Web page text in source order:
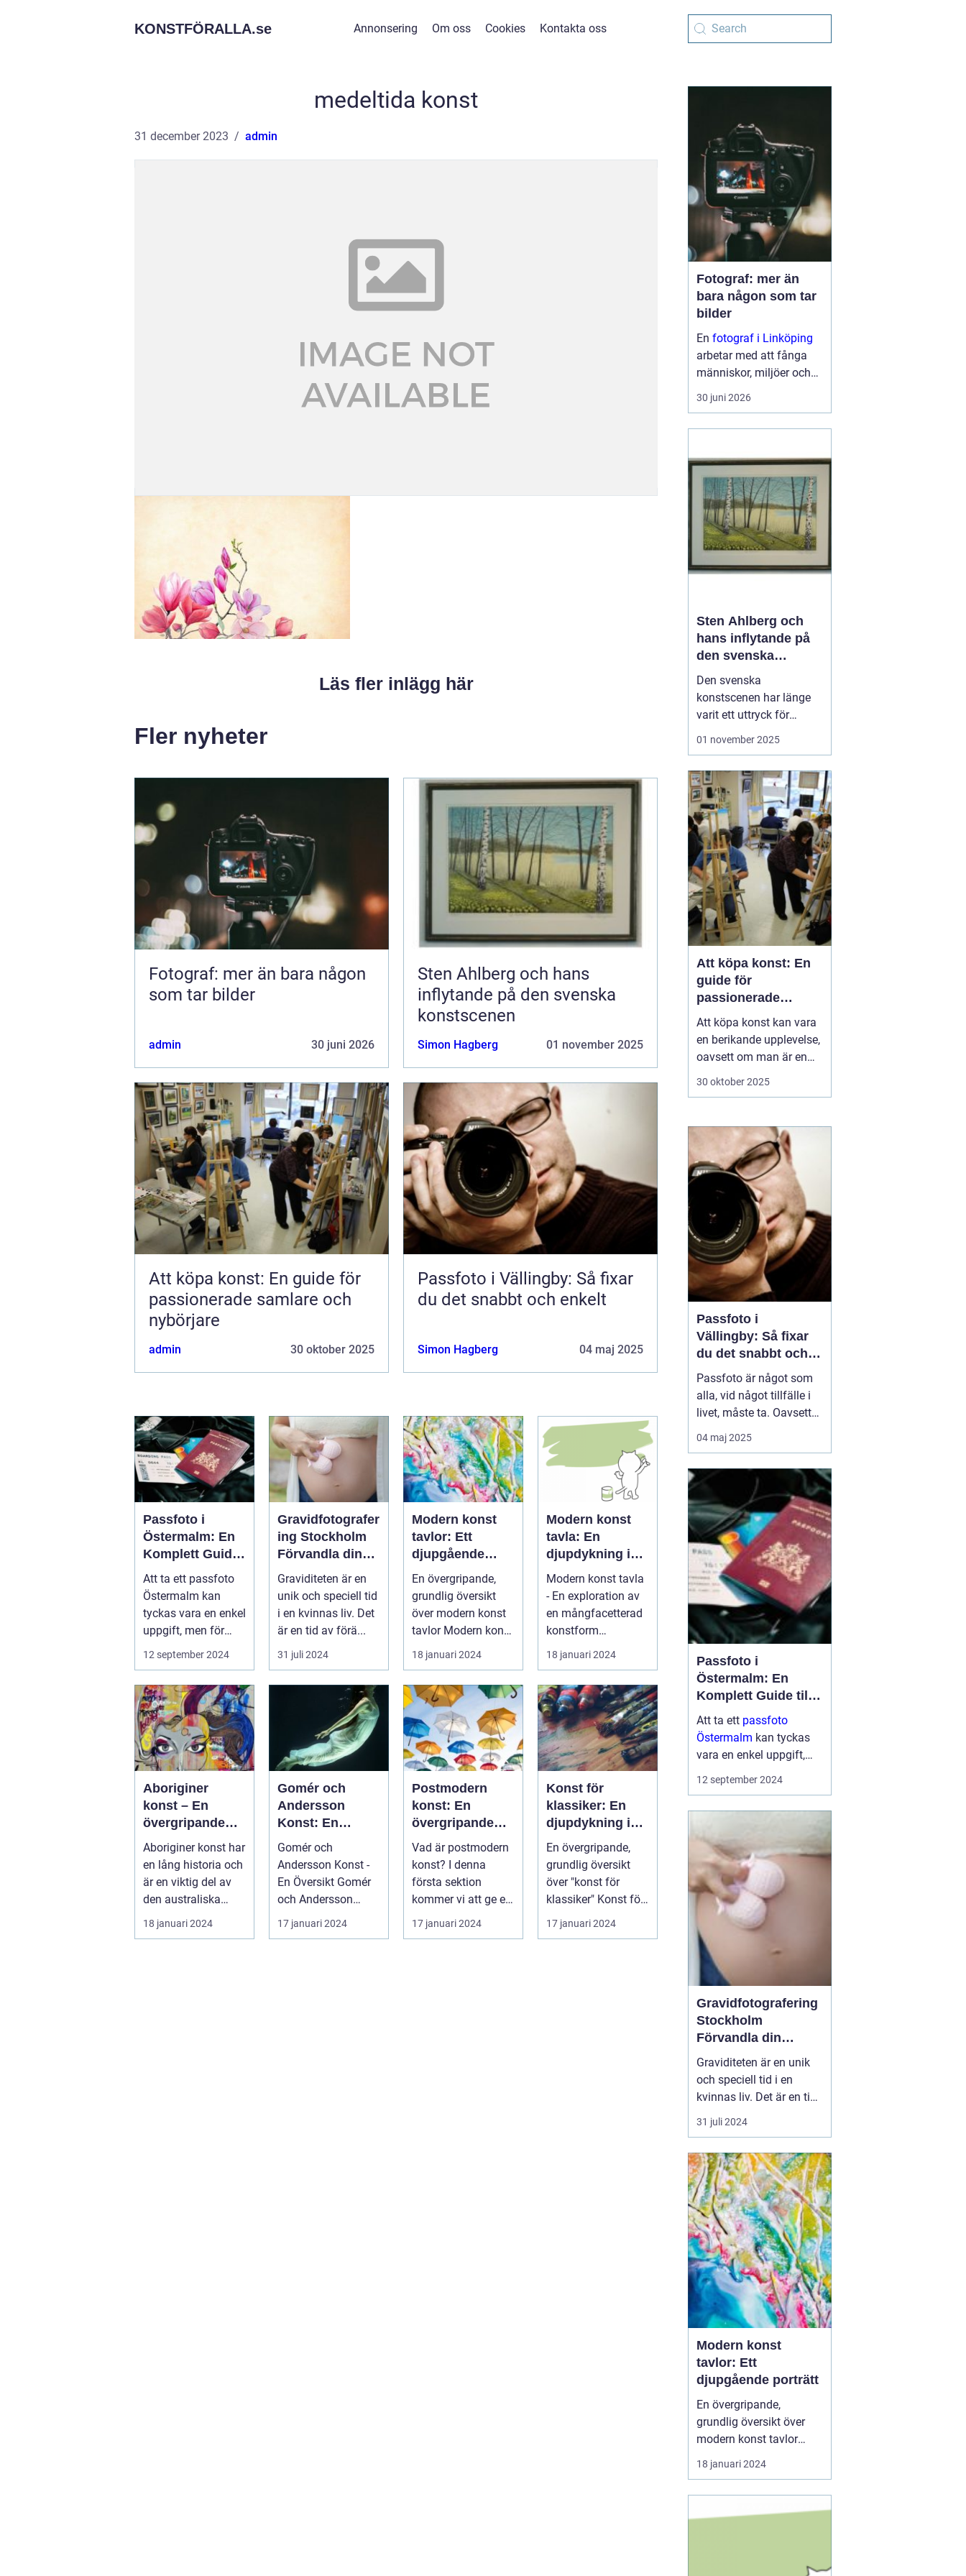
KONSTFÖRALLA.se Annonsering Om oss Cookies Kontakta oss
medeltida konst
31 december 2023 admin
Läs fler inlägg här
Fler nyheter
Fotograf: mer än bara någon
som tar bilder
admin 30 juni 2026
Sten Ahlberg och hans
inflytande på den svenska
konstscenen
Simon Hagberg 01 november 2025
Att köpa konst: En guide för
passionerade samlare och
nybörjare
admin 30 oktober 2025
Passfoto i Vällingby: Så fixar
du det snabbt och enkelt
Simon Hagberg 04 maj 2025
Passfoto i
Östermalm: En
Komplett Guide
till Perfekta ID-
bilder
Att ta ett passfoto
Östermalm kan
tyckas vara en enkel
uppgift, men för
många kan de...
12 september 2024
Gravidfotografer
ing Stockholm
Förvandla din
graviditet till
tidlös konst
Graviditeten är en
unik och speciell tid
i en kvinnas liv. Det
är en tid av förä...
31 juli 2024
Modern konst
tavlor: Ett
djupgående
porträtt
En övergripande,
grundlig översikt
över modern konst
tavlor Modern konst
tavlor har under de
senast...
18 januari 2024
Modern konst
tavla: En
djupdykning i
konstens
mångfacetterad
e värld
Modern konst tavla
- En exploration av
en mångfacetterad
konstform
Introduktion:
Konsten har alltid...
18 januari 2024
Aboriginer
konst – En
övergripande
översikt
Aboriginer konst har
en lång historia och
är en viktig del av
den australiska
kulturen. Det är
konst...
18 januari 2024
Gomér och
Andersson
Konst: En
Fördjupande
Studie
Gomér och
Andersson Konst -
En Översikt Gomér
och Andersson
Konst är ett
framstående
17 januari 2024
Postmodern
konst: En
övergripande
analys av en
mångfacetterad
rörelse
Vad är postmodern
konst? I denna
första sektion
kommer vi att ge en
grundlig översikt
över postmode...
17 januari 2024
Konst för
klassiker: En
djupdykning i
den tidlösa
konsten
En övergripande,
grundlig översikt
över "konst för
klassiker" Konst för
klassiker är en
genre inom ...
17 januari 2024
Fotograf: mer än
bara någon som tar
bilder
En fotograf i Linköping
arbetar med att fånga
människor, miljöer och
ögonblick på ett sätt
som väcker känslor och
30 juni 2026
Sten Ahlberg och
hans inflytande på
den svenska
konstscenen
Den svenska
konstscenen har länge
varit ett uttryck för
kreativitet och
inspirerats av både
internationella trender
och lokal tradition.Sten
Ahlberg är ...
01 november 2025
Att köpa konst: En
guide för
passionerade
samlare och
nybörjare
Att köpa konst kan vara
en berikande upplevelse,
oavsett om man är en
passionerad samlare
konstverket för hemmet.
Konst har förmågan att
ljusa upp ett rum, skapa
st&au...
30 oktober 2025
Passfoto i
Vällingby: Så fixar
du det snabbt och
enkelt
Passfoto är något som
alla, vid något tillfälle i
livet, måste ta. Oavsett
om det handlar om att
förnya passet, ansöka
nytt ID-kort, är det viktigt
att allt blir rätt frå...
04 maj 2025
Passfoto i
Östermalm: En
Komplett Guide till
Perfekta ID-bilder
Att ta ett passfoto
Östermalm kan tyckas
vara en enkel uppgift,
men för många kan det
medföra en viss nivå av
12 september 2024
Gravidfotografering
Stockholm
Förvandla din
graviditet till tidlös
konst
Graviditeten är en unik
och speciell tid i en
kvinnas liv. Det är en tid
av förändring, förväntan
och glädje. En tid då
komma ihåg varje
känsla och detalj. I
Stockholm ...
31 juli 2024
Modern konst
tavlor: Ett
djupgående porträtt
En övergripande,
grundlig översikt över
modern konst tavlor
Modern konst tavlor har
under de senaste
populära och anses nu
18 januari 2024